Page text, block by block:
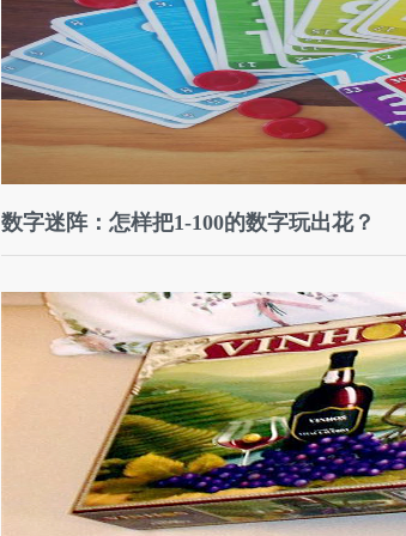
数字迷阵：怎样把1-100的数字玩出花？